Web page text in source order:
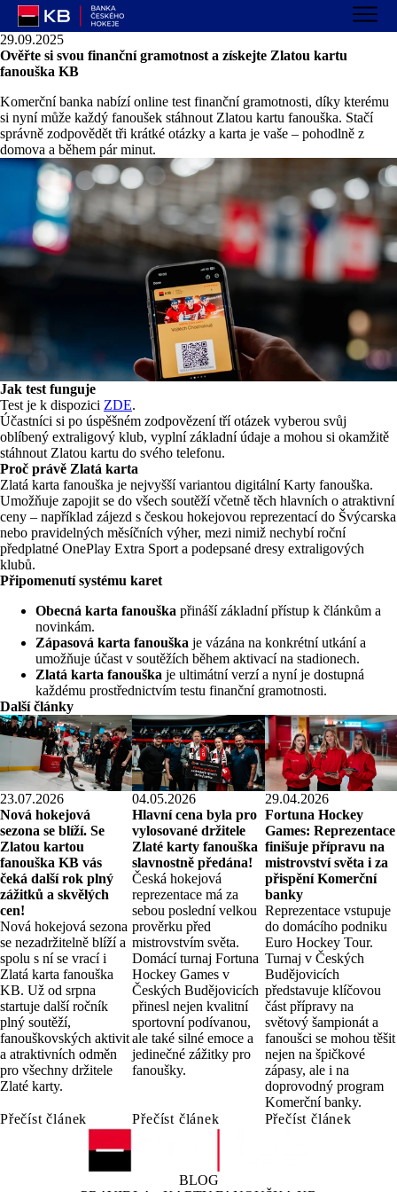
29.09.2025
Ověřte si svou finanční gramotnost a získejte Zlatou kartu
fanouška KB
Komerční banka nabízí online test finanční gramotnosti, díky kterému
si nyní může každý fanoušek stáhnout Zlatou kartu fanouška. Stačí
správně zodpovědět tři krátké otázky a karta je vaše – pohodlně z
domova a během pár minut.
Jak test funguje
Test je k dispozici ZDE.
Účastníci si po úspěšném zodpovězení tří otázek vyberou svůj
oblíbený extraligový klub, vyplní základní údaje a mohou si okamžitě
stáhnout Zlatou kartu do svého telefonu.
Proč právě Zlatá karta
Zlatá karta fanouška je nejvyšší variantou digitální Karty fanouška.
Umožňuje zapojit se do všech soutěží včetně těch hlavních o atraktivní
ceny – například zájezd s českou hokejovou reprezentací do Švýcarska
nebo pravidelných měsíčních výher, mezi nimiž nechybí roční
předplatné OnePlay Extra Sport a podepsané dresy extraligových
klubů.
Připomenutí systému karet
Obecná karta fanouška přináší základní přístup k článkům a
novinkám.
Zápasová karta fanouška je vázána na konkrétní utkání a
umožňuje účast v soutěžích během aktivací na stadionech.
Zlatá karta fanouška je ultimátní verzí a nyní je dostupná
každému prostřednictvím testu finanční gramotnosti.
Další články
23.07.2026
Nová hokejová
sezona se blíží. Se
Zlatou kartou
fanouška KB vás
čeká další rok plný
zážitků a skvělých
cen!
Nová hokejová sezona
se nezadržitelně blíží a
spolu s ní se vrací i
Zlatá karta fanouška
KB. Už od srpna
startuje další ročník
plný soutěží,
fanouškovských aktivit
a atraktivních odměn
pro všechny držitele
Zlaté karty.
Přečíst článek
04.05.2026
Hlavní cena byla pro
vylosované držitele
Zlaté karty fanouška
slavnostně předána!
Česká hokejová
reprezentace má za
sebou poslední velkou
prověrku před
mistrovstvím světa.
Domácí turnaj Fortuna
Hockey Games v
Českých Budějovicích
přinesl nejen kvalitní
sportovní podívanou,
ale také silné emoce a
jedinečné zážitky pro
fanoušky.
Přečíst článek
29.04.2026
Fortuna Hockey
Games: Reprezentace
finišuje přípravu na
mistrovství světa i za
přispění Komerční
banky
Reprezentace vstupuje
do domácího podniku
Euro Hockey Tour.
Turnaj v Českých
Budějovicích
představuje klíčovou
část přípravy na
světový šampionát a
fanoušci se mohou těšit
nejen na špičkové
zápasy, ale i na
doprovodný program
Komerční banky.
Přečíst článek
BLOG